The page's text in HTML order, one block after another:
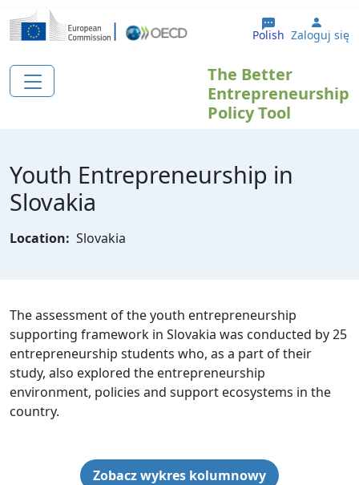
Przejdź do treści
Polish User
Zaloguj się
The Better
Entrepreneurship
Policy Tool
Youth Entrepreneurship in
Slovakia
Location: Slovakia
The assessment of the youth entrepreneurship
supporting framework in Slovakia was conducted by 25
entrepreneurship students who, as a part of their
study, also explored the entrepreneurship
environment, policies and support ecosystems in the
country.
Zobacz wykres kolumnowy